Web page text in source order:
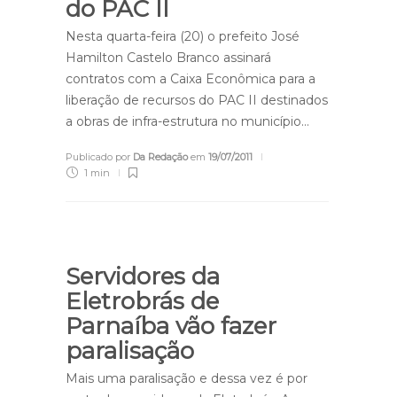
do PAC II
Nesta quarta-feira (20) o prefeito José
Hamilton Castelo Branco assinará
contratos com a Caixa Econômica para a
liberação de recursos do PAC II destinados
a obras de infra-estrutura no município…
Publicado por Da Redaçãoem 19/07/2011
1 min
Servidores da
Eletrobrás de
Parnaíba vão fazer
paralisação
Mais uma paralisação e dessa vez é por